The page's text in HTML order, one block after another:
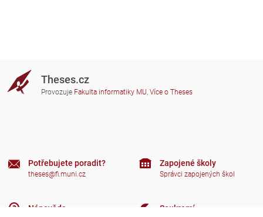
Theses.cz
Provozuje Fakulta informatiky MU, Více o Theses
Potřebujete poradit?
theses@fi.muni.cz
Nápověda
Zapojené školy
Správci zapojených škol
Soukromí